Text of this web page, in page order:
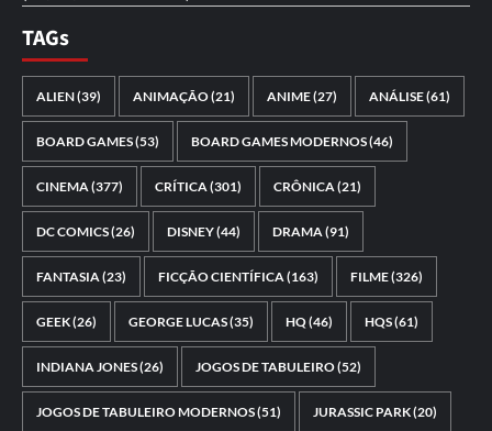
TAGs
ALIEN(39) ANIMAÇÃO(21) ANIME(27) ANÁLISE(61)
BOARD GAMES(53) BOARD GAMES MODERNOS(46)
CINEMA(377) CRÍTICA(301) CRÔNICA(21)
DC COMICS(26) DISNEY(44) DRAMA(91)
FANTASIA(23) FICÇÃO CIENTÍFICA(163) FILME(326)
GEEK(26) GEORGE LUCAS(35) HQ(46) HQS(61)
INDIANA JONES(26) JOGOS DE TABULEIRO(52)
JOGOS DE TABULEIRO MODERNOS(51) JURASSIC PARK(20)